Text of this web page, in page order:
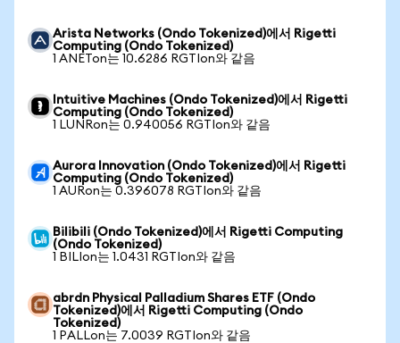
Arista Networks (Ondo Tokenized)에서 Rigetti
Computing (Ondo Tokenized)
1 ANETon는 10.6286 RGTIon와 같음
Intuitive Machines (Ondo Tokenized)에서 Rigetti
Computing (Ondo Tokenized)
1 LUNRon는 0.940056 RGTIon와 같음
Aurora Innovation (Ondo Tokenized)에서 Rigetti
Computing (Ondo Tokenized)
1 AURon는 0.396078 RGTIon와 같음
Bilibili (Ondo Tokenized)에서 Rigetti Computing
(Ondo Tokenized)
1 BILIon는 1.0431 RGTIon와 같음
abrdn Physical Palladium Shares ETF (Ondo
Tokenized)에서 Rigetti Computing (Ondo
Tokenized)
1 PALLon는 7.0039 RGTIon와 같음